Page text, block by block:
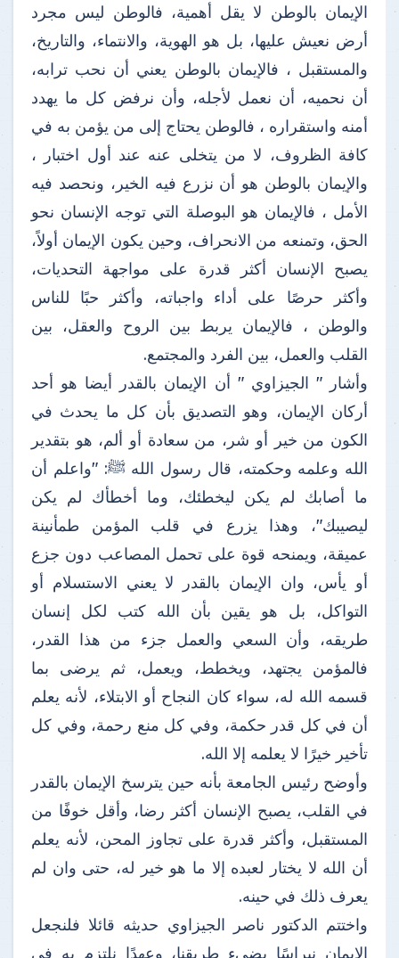
الإيمان بالوطن لا يقل أهمية، فالوطن ليس مجرد
أرض نعيش عليها، بل هو الهوية، والانتماء، والتاريخ،
والمستقبل ، فالإيمان بالوطن يعني أن نحب ترابه،
أن نحميه، أن نعمل لأجله، وأن نرفض كل ما يهدد
أمنه واستقراره ، فالوطن يحتاج إلى من يؤمن به في
كافة الظروف، لا من يتخلى عنه عند أول اختبار ،
والإيمان بالوطن هو أن نزرع فيه الخير، ونحصد فيه
الأمل ، فالإيمان هو البوصلة التي توجه الإنسان نحو
الحق، وتمنعه من الانحراف، وحين يكون الإيمان أولاً،
يصبح الإنسان أكثر قدرة على مواجهة التحديات،
وأكثر حرصًا على أداء واجباته، وأكثر حبًا للناس
والوطن ، فالإيمان يربط بين الروح والعقل، بين
القلب والعمل، بين الفرد والمجتمع.
وأشار " الجيزاوي " أن الإيمان بالقدر أيضا هو أحد
أركان الإيمان، وهو التصديق بأن كل ما يحدث في
الكون من خير أو شر، من سعادة أو ألم، هو بتقدير
الله وعلمه وحكمته، قال رسول الله ﷺ: "واعلم أن
ما أصابك لم يكن ليخطئك، وما أخطأك لم يكن
ليصيبك"، وهذا يزرع في قلب المؤمن طمأنينة
عميقة، ويمنحه قوة على تحمل المصاعب دون جزع
أو يأس، وان الإيمان بالقدر لا يعني الاستسلام أو
التواكل، بل هو يقين بأن الله كتب لكل إنسان
طريقه، وأن السعي والعمل جزء من هذا القدر،
فالمؤمن يجتهد، ويخطط، ويعمل، ثم يرضى بما
قسمه الله له، سواء كان النجاح أو الابتلاء، لأنه يعلم
أن في كل قدر حكمة، وفي كل منع رحمة، وفي كل
تأخير خيرًا لا يعلمه إلا الله.
وأوضح رئيس الجامعة بأنه حين يترسخ الإيمان بالقدر
في القلب، يصبح الإنسان أكثر رضا، وأقل خوفًا من
المستقبل، وأكثر قدرة على تجاوز المحن، لأنه يعلم
أن الله لا يختار لعبده إلا ما هو خير له، حتى وان لم
يعرف ذلك في حينه.
واختتم الدكتور ناصر الجيزاوي حديثه قائلا فلنجعل
الإيمان نبراسًا يضيء طريقنا، وعهدًا نلتزم به في